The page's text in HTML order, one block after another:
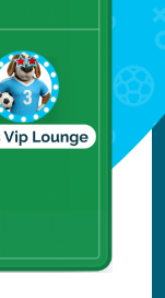
parte
per chi
vedere e